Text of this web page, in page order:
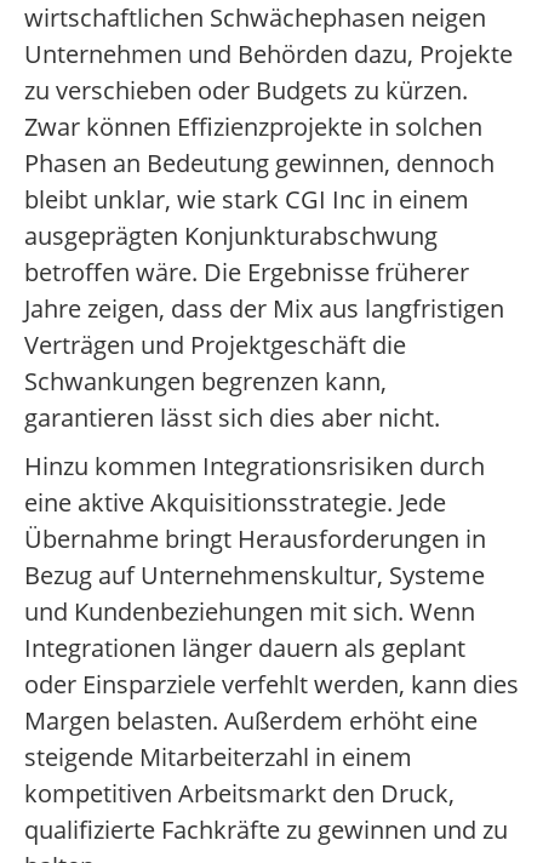
wirtschaftlichen Schwächephasen neigen
Unternehmen und Behörden dazu, Projekte
zu verschieben oder Budgets zu kürzen.
Zwar können Effizienzprojekte in solchen
Phasen an Bedeutung gewinnen, dennoch
bleibt unklar, wie stark CGI Inc in einem
ausgeprägten Konjunkturabschwung
betroffen wäre. Die Ergebnisse früherer
Jahre zeigen, dass der Mix aus langfristigen
Verträgen und Projektgeschäft die
Schwankungen begrenzen kann,
garantieren lässt sich dies aber nicht.
Hinzu kommen Integrationsrisiken durch
eine aktive Akquisitionsstrategie. Jede
Übernahme bringt Herausforderungen in
Bezug auf Unternehmenskultur, Systeme
und Kundenbeziehungen mit sich. Wenn
Integrationen länger dauern als geplant
oder Einsparziele verfehlt werden, kann dies
Margen belasten. Außerdem erhöht eine
steigende Mitarbeiterzahl in einem
kompetitiven Arbeitsmarkt den Druck,
qualifizierte Fachkräfte zu gewinnen und zu